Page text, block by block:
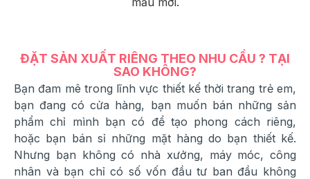
ĐẶT SẢN XUẤT RIÊNG THEO NHU CẦU ? TẠI
SAO KHÔNG?
Bạn đam mê trong lĩnh vực thiết kế thời trang trẻ em,
bạn đang có cửa hàng, bạn muốn bán những sản
phẩm chỉ mình bạn có để tạo phong cách riêng,
hoặc bạn bán sỉ những mặt hàng do bạn thiết kế.
Nhưng bạn không có nhà xưởng, máy móc, công
nhân và bạn chỉ có số vốn đầu tư ban đầu không